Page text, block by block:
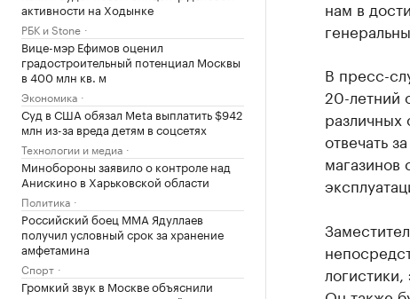
активности на Ходынке
РБК и Stone
Вице-мэр Ефимов оценил
градостроительный потенциал Москвы
в 400 млн кв. м
Экономика
Суд в США обязал Meta выплатить $942
млн из-за вреда детям в соцсетях
Технологии и медиа
Минобороны заявило о контроле над
Анискино в Харьковской области
Политика
Российский боец ММА Ядуллаев
получил условный срок за хранение
амфетамина
Спорт
Громкий звук в Москве объяснили
нам в
В пресс-
20-летний
различных
отвечать
магазинов